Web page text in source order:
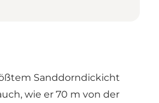
Sanddorndickicht
wie er 70 m von der